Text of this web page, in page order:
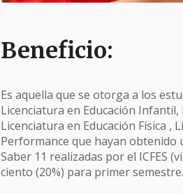
Beneficio:
Es aquella que se otorga a los
Licenciatura en Educación
Licenciatura en Educación Física ,
Performance que hayan obtenido
Saber 11 realizadas por el ICFES
ciento (20%) para primer semestre.